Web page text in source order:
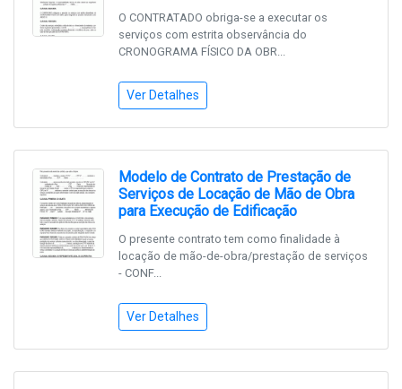
O CONTRATADO obriga-se a executar os
serviços com estrita observância do
CRONOGRAMA FÍSICO DA OBR...
Ver Detalhes
Modelo de Contrato de Prestação de
Serviços de Locação de Mão de Obra
para Execução de Edificação
O presente contrato tem como finalidade à
locação de mão-de-obra/prestação de serviços
- CONF...
Ver Detalhes